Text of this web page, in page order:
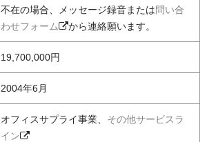
不在の場合、メッセージ録音または問い合
わせフォーム
から連絡願います。
19,700,000円
2004年6月
オフィスサプライ事業、 その他サービスラ
イン